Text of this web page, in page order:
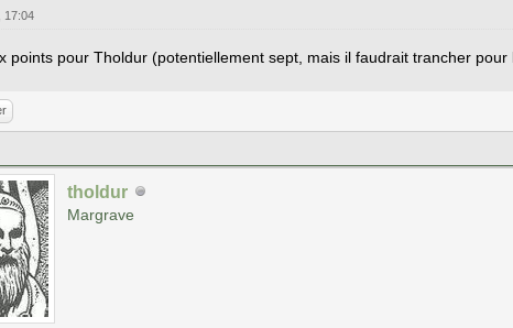
17:04
points pour Tholdur (potentiellement sept, mais il faudrait trancher
tholdur
Margrave